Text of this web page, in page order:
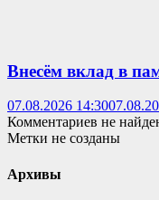
Внесём вклад в
07.08.2026 14:30
Комментариев не
Метки не созданы
Архивы